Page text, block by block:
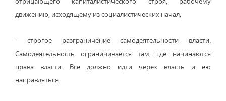
движению, исходящему из социалистических начал;
- строгое разграничение самодеятельности власти.
Самодеятельность ограничивается там, где начинаются
права власти. Все должно идти через власть и ею
направляться.